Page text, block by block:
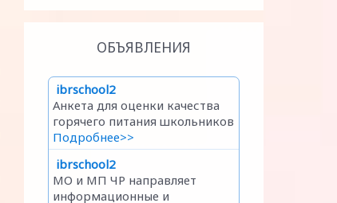
ОБЪЯВЛЕНИЯ